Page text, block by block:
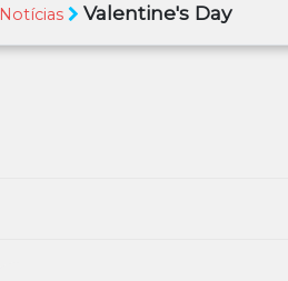
Notícias Valentine's Day